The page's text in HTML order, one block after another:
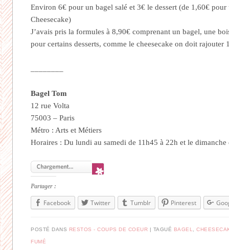
Environ 6€ pour un bagel salé et 3€ le dessert (de 1,60€
Cheesecake)
J’avais pris la formules à 8,90€ comprenant un bagel, une
pour certains desserts, comme le cheesecake on doit rajouter
Bagel Tom
12 rue Volta
75003 – Paris
Métro : Arts et Métiers
Horaires : Du lundi au samedi de 11h45 à 22h et le
Partager :
Facebook Twitter Tumblr Pinterest
POSTÉ DANS RESTOS - COUPS DE COEUR TAGUÉ BAGEL,
FUMÉ